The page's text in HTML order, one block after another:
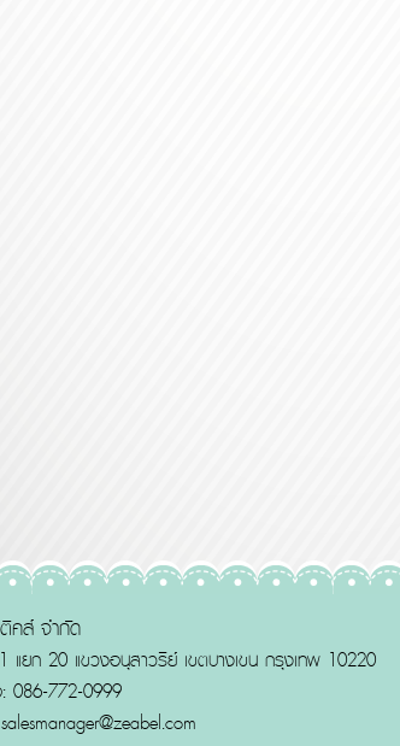
คส์ จำกัด
ยก 20 แขวงอนุสาวรีย์ เขตบางเขน กรุงเทพ 10220
086-772-0999
salesmanager@zeabel.com